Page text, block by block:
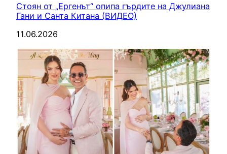
Стоян от „Ергенът“ опипа гърдите на Джулиана
Гани и Санта Китана (ВИДЕО)
11.06.2026